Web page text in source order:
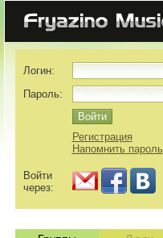
Логин:
Пароль:
Регистрация
Напомнить пароль
Войти
через: